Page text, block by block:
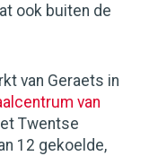
ook buiten de
van Geraets in
van
Twentse
12 gekoelde,